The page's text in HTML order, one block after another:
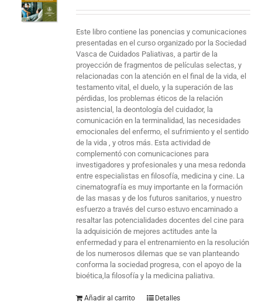
Este libro contiene las ponencias y comunicaciones
presentadas en el curso organizado por la Sociedad
Vasca de Cuidados Paliativas, a partir de la
proyección de fragmentos de películas selectas, y
relacionadas con la atención en el final de la vida, el
testamento vital, el duelo, y la superación de las
pérdidas, los problemas éticos de la relación
asistencial, la deontología del cuidador, la
comunicación en la terminalidad, las necesidades
emocionales del enfermo, el sufrimiento y el sentido
de la vida , y otros más. Esta actividad de
complementó con comunicaciones para
investigadores y profesionales y una mesa redonda
entre especialistas en filosofía, medicina y cine. La
cinematografía es muy importante en la formación
de las masas y de los futuros sanitarios, y nuestro
esfuerzo a través del curso estuvo encaminado a
resaltar las potencialidades docentes del cine para
la adquisición de mejores actitudes ante la
enfermedad y para el entrenamiento en la resolución
de los numerosos dilemas que se van planteando
conforma la sociedad progresa, con el apoyo de la
bioética,la filosofía y la medicina paliativa.
Añadir al carrito Detalles